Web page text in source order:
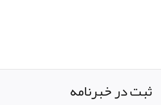
ثبت در خبرنامه